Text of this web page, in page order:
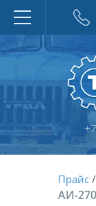
Прайс /
АИ-